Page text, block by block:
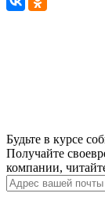
Будьте в курсе
Получайте
компании,